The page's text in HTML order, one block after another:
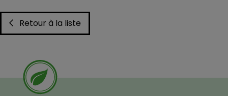
Retour à la liste